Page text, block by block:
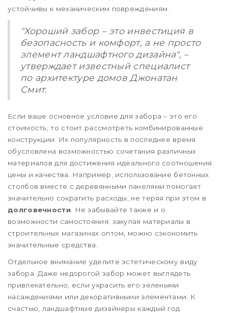
устойчивы к механическим повреждениям.
"Хороший забор – это инвестиция в
безопасность и комфорт, а не просто
элемент ландшафтного дизайна", –
утверждает известный специалист
по архитектуре домов Джонатан
Смит.
Если ваше основное условие для забора – это его
стоимость, то стоит рассмотреть комбинированные
конструкции. Их популярность в последнее время
обусловлена возможностью сочетания различных
материалов для достижения идеального соотношения
цены и качества. Например, использование бетонных
столбов вместе с деревянными панелями помогает
значительно сократить расходы, не теряя при этом в
долговечности . Не забывайте также и о
возможности самостояния: закупая материалы в
строительных магазинах оптом, можно сэкономить
значительные средства.
Отдельное внимание уделите эстетическому виду
забора. Даже недорогой забор может выглядеть
привлекательно, если украсить его зелеными
насаждениями или декоративными элементами. К
счастью, ландшафтные дизайнеры каждый год